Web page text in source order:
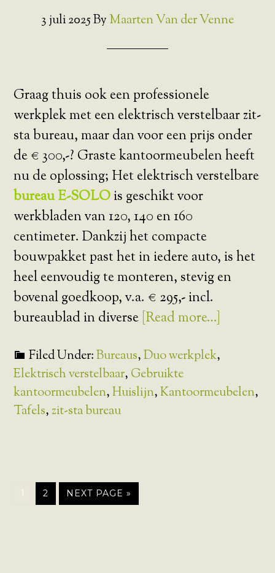
3 juli 2025By Maarten Van der Venne
Graag thuis ook een professionele
werkplek met een elektrisch verstelbaar zit-
sta bureau, maar dan voor een prijs onder
de € 300,-? Graste kantoormeubelen heeft
nu de oplossing; Het elektrisch verstelbare
bureau E-SOLOis geschikt voor
werkbladen van 120, 140 en 160
centimeter. Dankzij het compacte
bouwpakket past het in iedere auto, is het
heel eenvoudig te monteren, stevig en
bovenal goedkoop, v.a. € 295,- incl.
bureaublad in diverse [Read more…]
Filed Under:Bureaus,Duo werkplek,
Elektrisch verstelbaar, Gebruikte
kantoormeubelen,Huislijn,Kantoormeubelen,
Tafels, zit-sta bureau
1 2 NEXT PAGE »